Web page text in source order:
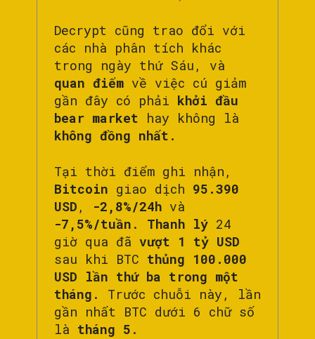
Decrypt cũng trao đổi với
các nhà phân tích khác
trong ngày thứ Sáu, và
quan điểm về việc cú giảm
gần đây có phải khởi đầu
bear market hay không là
không đồng nhất .
Tại thời điểm ghi nhận,
Bitcoin giao dịch 95.390
USD , -2,8%/24h và
-7,5%/tuần . Thanh lý 24
giờ qua đã vượt 1 tỷ USD
sau khi BTC thủng 100.000
USD lần thứ ba trong một
tháng . Trước chuỗi này, lần
gần nhất BTC dưới 6 chữ số
là tháng 5 .